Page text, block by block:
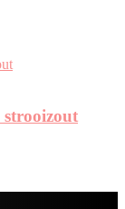
strooizout